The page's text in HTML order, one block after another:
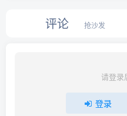
评论 抢沙发
请登录
登录